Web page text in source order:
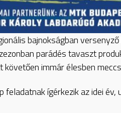
bajnokságban
parádés tavaszt
követően immár élesben
feladatnak ígérkezik az idei